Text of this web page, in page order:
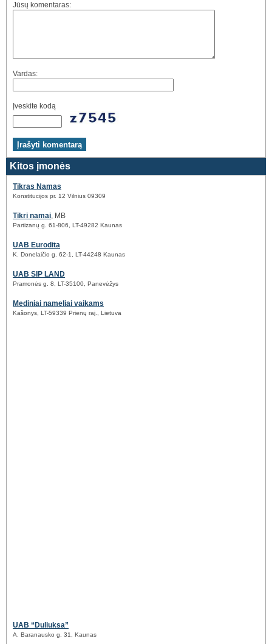
Jūsų komentaras:
Vardas:
Įveskite kodą
Kitos įmonės
Tikras Namas
Konstitucijos pr. 12 Vilnius 09309
Tikri namai, MB
Partizanų g. 61-806, LT-49282 Kaunas
UAB Eurodita
K. Donelaičio g. 62-1, LT-44248 Kaunas
UAB SIP LAND
Pramonės g. 8, LT-35100, Panevėžys
Mediniai nameliai vaikams
Kašonys, LT-59339 Prienų raj., Lietuva
UAB “Duliuksa”
A. Baranausko g. 31, Kaunas